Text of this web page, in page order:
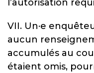
l’autorisation
VII. Un·e
aucun
accumulés au
étaient omis,